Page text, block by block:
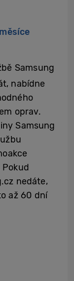
Samsung
nabídne
oprav.
Samsung
nedáte,
až 60 dní